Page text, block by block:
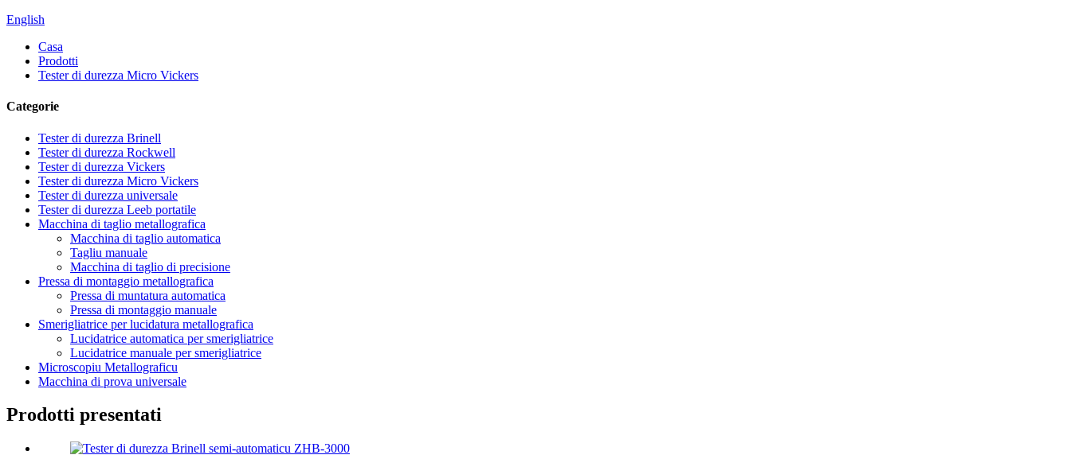
English
Casa
Prodotti
Tester di durezza Micro Vickers
Categorie
Tester di durezza Brinell
Tester di durezza Rockwell
Tester di durezza Vickers
Tester di durezza Micro Vickers
Tester di durezza universale
Tester di durezza Leeb portatile
Macchina di taglio metallografica
Macchina di taglio automatica
Tagliu manuale
Macchina di taglio di precisione
Pressa di montaggio metallografica
Pressa di muntatura automatica
Pressa di montaggio manuale
Smerigliatrice per lucidatura metallografica
Lucidatrice automatica per smerigliatrice
Lucidatrice manuale per smerigliatrice
Microscopiu Metallograficu
Macchina di prova universale
Prodotti presentati